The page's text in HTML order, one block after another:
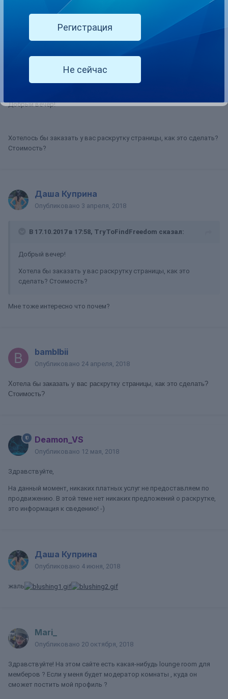
Хотела бы заказать у вас раскрутку страницы, как это сделать?
mrmrssmith
Опубликовано12 марта, 2018
Добрый вечер!
Хотелось бы заказать у вас раскрутку страницы, как это сделать?
Стоимость?
Даша Куприна
Опубликовано 3 апреля, 2018
В 17.10.2017 в 17:58, TryToFindFreedom сказал:
Добрый вечер!
Хотела бы заказать у вас раскрутку страницы, как это
сделать? Стоимость?
Мне тоже интересно что почем?
bamblbii
Опубликовано 24 апреля, 2018
Хотела бы заказать у вас раскрутку страницы, как это сделать?
Стоимость?
Deamon_VS
Опубликовано 12 мая, 2018
Здравствуйте,
На данный момент, никаких платных услуг не предоставляем по
продвижению. В этой теме нет никаких предложений о раскрутке,
это информация к сведению! -)
Даша Куприна
Опубликовано 4 июня, 2018
жаль
Mari_
Опубликовано 20 октября, 2018
Здравствуйте! На этом сайте есть какая-нибудь lounge room для
мемберов ? Если у меня будет модератор комнаты , куда он
сможет постить мой профиль ?
Регистрация
Не сейчас